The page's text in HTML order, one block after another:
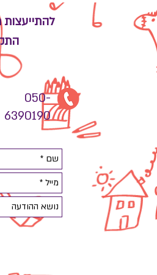
050-
6390190